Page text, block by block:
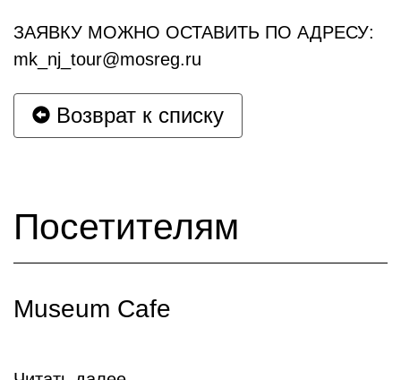
ЗАЯВКУ МОЖНО ОСТАВИТЬ ПО АДРЕСУ:
mk_nj_tour@mosreg.ru
Возврат к списку
Посетителям
Museum Cafe